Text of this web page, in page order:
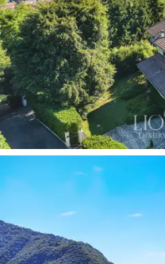
imponentescala a
ascensore interno
e accessibilità. La zona
dispone di camere
affaccisullago; il piano
cantina scavata nella
wellnessconfitnesse
arredi e le finiture sono
naturale e il rapporto
tonalità calde e materiali
accoglienti e raffinati.